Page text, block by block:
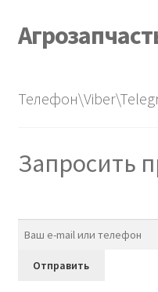
Перейти
к
Перейти
к
О нас
Запросить